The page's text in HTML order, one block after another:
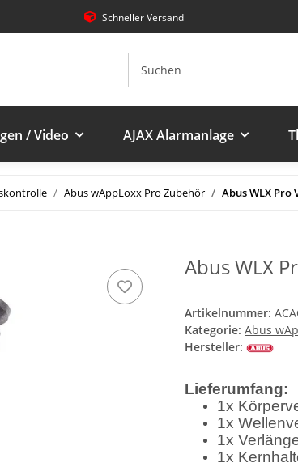
Schneller Versand
/ Video AJAX Alarmanlage
Abus wAppLoxx Pro Zubehör Abus WLX Pro
Abus WLX
Artikelnummer:
Kategorie: Abus
Hersteller:
Lieferumfang:
1x
1x
1x
1x